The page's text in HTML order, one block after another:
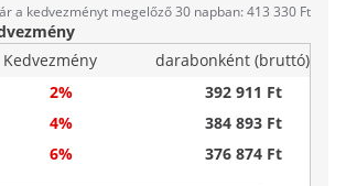
a kedvezményt megelőző 30 napban: 413 330 Ft
Kedvezmény
darabonként (bruttó)
2%
392 911 Ft
4%
384 893 Ft
6% 376 874 Ft